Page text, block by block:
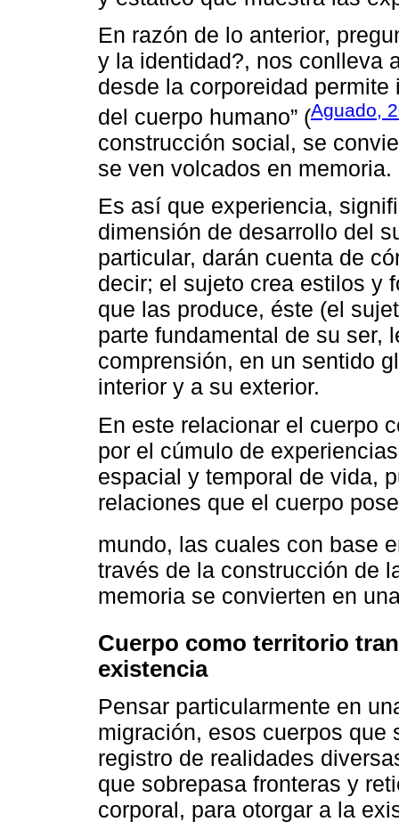
En razón de lo anterior,
y la identidad?, nos conlleva
desde la corporeidad
del cuerpo humano” (Aguado,
construcción social, se
se ven volcados en memoria.
Es así que experiencia,
dimensión de desarrollo del
particular, darán cuenta de
decir; el sujeto crea estilos y
que las produce, éste (el
parte fundamental de su ser,
comprensión, en un sentido
interior y a su exterior.
En este relacionar el cuerpo
por el cúmulo de
espacial y temporal de vida,
relaciones que el cuerpo
mundo, las cuales con base
través de la construcción de
memoria se convierten en
Cuerpo como territorio
existencia
Pensar particularmente en
migración, esos cuerpos que
registro de realidades
que sobrepasa fronteras y
corporal, para otorgar a la